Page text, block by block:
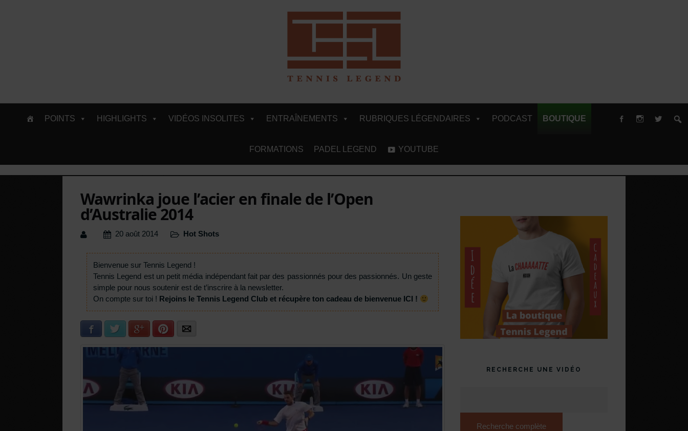
POINTS HIGHLIGHTS VIDÉOS INSOLITES ENTRAÎNEMENTS RUBRIQUES LÉGENDAIRES PODCAST BOUTIQUE
FORMATIONS PADEL LEGEND YOUTUBE
Wawrinka joue l’acier en finale de l’Open
d’Australie 2014
20 août 2014 Hot Shots
Bienvenue sur Tennis Legend !
Tennis Legend est un petit média indépendant fait par des passionnés pour des passionnés. Un geste
simple pour nous soutenir est de t’inscrire à la newsletter.
On compte sur toi ! Rejoins le Tennis Legend Club et récupère ton cadeau de bienvenue ICI !
Facebook Twitter Google+ Pinterest
RECHERCHE UNE VIDÉO
Recherche complète